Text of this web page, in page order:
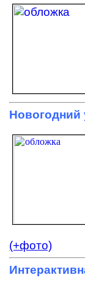
Новогодний
(+фото)